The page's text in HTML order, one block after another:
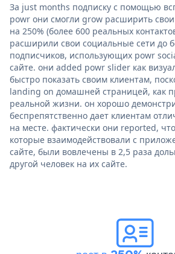
За just months подписку с помощью
powr они смогли grow расширить
на 250% (более 600 реальных
расширили свои социальные сети до
подписчиков, использующих powr
сайте. они added powr slider как
быстро показать своим клиентам,
landing on домашней страницей, как
реальной жизни. он хорошо
беспрепятственно дает клиентам
на месте. фактически они reported,
которые взаимодействовали с
сайте, были вовлечены в 2,5 раза
другой человек на их сайте.